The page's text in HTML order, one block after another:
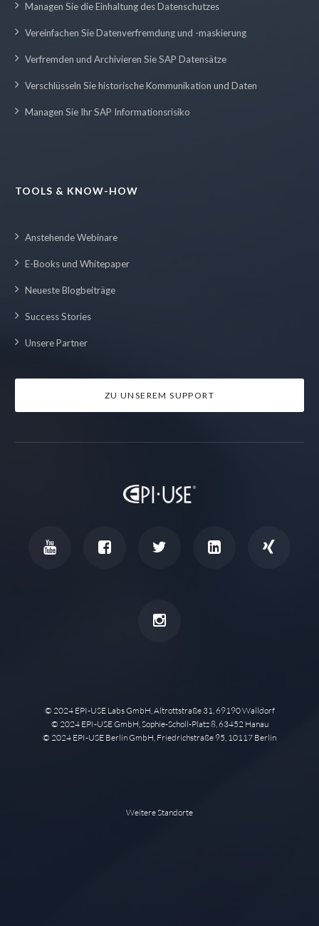
Managen Sie die Einhaltung des Datenschutzes
Vereinfachen Sie Datenverfremdung und -maskierung
Verfremden und Archivieren Sie SAP Datensätze
Verschlüsseln Sie historische Kommunikation und Daten
Managen Sie Ihr SAP Informationsrisiko
TOOLS & KNOW-HOW
Anstehende Webinare
E-Books und Whitepaper
Neueste Blogbeiträge
Success Stories
Unsere Partner
ZU UNSEREM SUPPORT
© 2024 EPI-USE Labs GmbH, Altrottstraße 31, 69190 Walldorf
© 2024 EPI-USE GmbH, Sophie-Scholl-Platz 8, 63452 Hanau
© 2024 EPI-USE Berlin GmbH, Friedrichstraße 95, 10117 Berlin
Weitere Standorte